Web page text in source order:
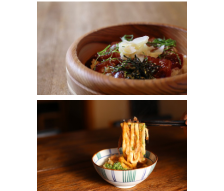
OKUNOYA Gallery
伊勢うどん奥野家
OKUNOYA Gallery
伊勢うどん奥野家